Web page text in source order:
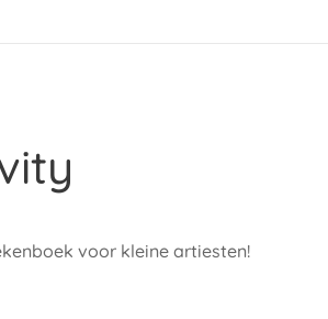
voor kleine artiesten!